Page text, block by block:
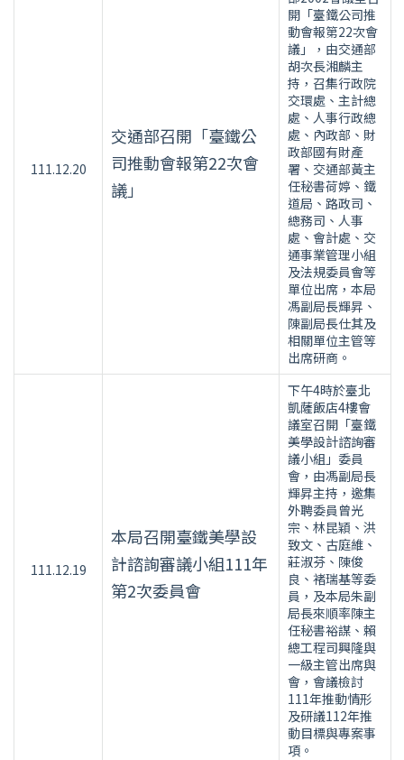
111.12.20
交通部召開「臺鐵公
司推動會報第22次會
議」
開「臺鐵公司推
動會報第22次會
議」，由交通部
胡次長湘麟主
持，召集行政院
交環處、主計總
處、人事行政總
處、內政部、財
政部國有財產
署、交通部黃主
任秘書荷婷、鐵
道局、路政司、
總務司、人事
處、會計處、交
通事業管理小組
及法規委員會等
單位出席，本局
馮副局長輝昇、
陳副局長仕其及
相關單位主管等
出席研商。
111.12.19
本局召開臺鐵美學設
計諮詢審議小組111年
第2次委員會
下午4時於臺北
凱薩飯店4樓會
議室召開「臺鐵
美學設計諮詢審
議小組」委員
會，由馮副局長
輝昇主持，邀集
外聘委員曾光
宗、林昆穎、洪
致文、古庭維、
莊淑芬、陳俊
良、褚瑞基等委
員，及本局朱副
局長來順率陳主
任秘書裕謀、賴
總工程司興隆與
一級主管出席與
會，會議檢討
111年推動情形
及研議112年推
動目標與專案事
項。